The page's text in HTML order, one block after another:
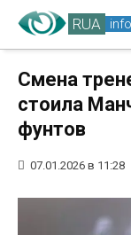
RUA
Смена
стоила
фунтов
07.01.2026 в 11:28